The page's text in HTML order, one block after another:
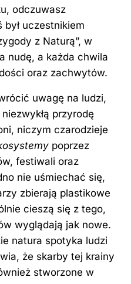
odczuwasz
uczestnikiem
z Naturą”, w
nudę, a każda chwila
oraz zachwytów.
uwagę na ludzi,
przyrodę
niczym czarodzieje
poprzez
festiwali oraz
nie uśmiechać się,
zbierają plastikowe
cieszą się z tego,
wyglądają jak nowe.
natura spotyka ludzi
że skarby tej krainy
stworzone w